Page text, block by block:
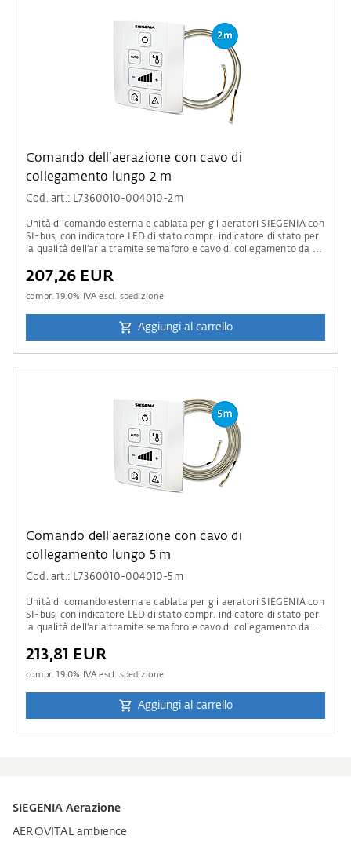
Comando dell’aerazione con cavo di
collegamento lungo 2 m
Cod. art.: L7360010-004010-2m
Unità di comando esterna e cablata per gli aeratori SIEGENIA con
SI-bus, con indicatore LED di stato compr. indicatore di stato per
la qualità dell’aria tramite semaforo e cavo di collegamento da 2
207,26 EUR
compr.19.0% IVA escl. spedizione
Aggiungi al carrello
Comando dell’aerazione con cavo di
collegamento lungo 5 m
Cod. art.: L7360010-004010-5m
Unità di comando esterna e cablata per gli aeratori SIEGENIA con
SI-bus, con indicatore LED di stato compr. indicatore di stato per
la qualità dell’aria tramite semaforo e cavo di collegamento da 5
213,81 EUR
compr.19.0% IVA escl. spedizione
Aggiungi al carrello
SIEGENIA Aerazione
AEROVITAL ambience